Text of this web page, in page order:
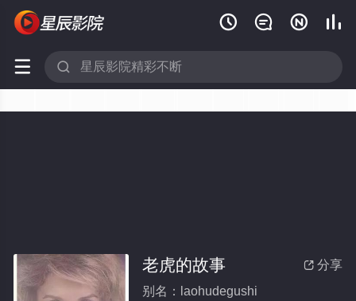
   
 
 分享
老虎的故事
别名：laohudegushi